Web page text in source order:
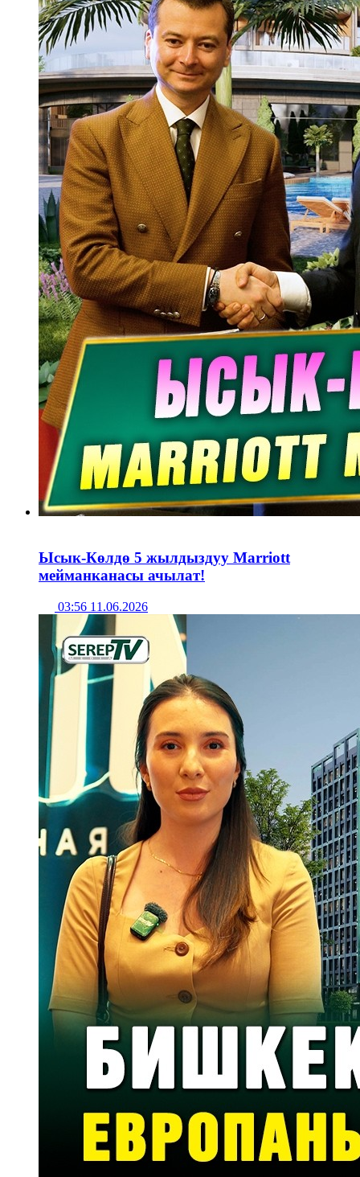
Ысык-Көлдө 5 жылдыздуу Marriott
мейманканасы ачылат!
03:56 11.06.2026